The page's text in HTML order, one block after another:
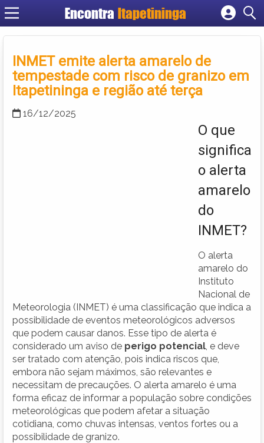
Encontra Itapetininga
Cadastrar empresa
Criar conta
INMET emite alerta amarelo de
tempestade com risco de granizo em
Itapetininga e região até terça
16/12/2025
O que
significa
o alerta
amarelo
do
INMET?
O alerta
amarelo do
Instituto
Nacional de
Meteorologia (INMET) é uma classificação que indica a
possibilidade de eventos meteorológicos adversos
que podem causar danos. Esse tipo de alerta é
considerado um aviso de perigo potencial , e deve
ser tratado com atenção, pois indica riscos que,
embora não sejam máximos, são relevantes e
necessitam de precauções. O alerta amarelo é uma
forma eficaz de informar a população sobre condições
meteorológicas que podem afetar a situação
cotidiana, como chuvas intensas, ventos fortes ou a
possibilidade de granizo.